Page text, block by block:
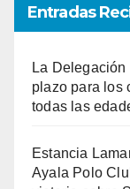
Entradas
La Delegación
plazo para los
todas las
Estancia
Ayala Polo